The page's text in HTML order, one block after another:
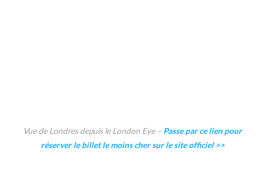
Vue de Londres depuis le London Eye – Passe par ce lien pour
réserver le billet le moins cher sur le site officiel >>